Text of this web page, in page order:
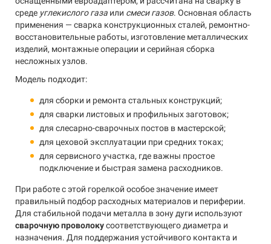
среде углекислого газа или смеси газов. Основная область
применения — сварка конструкционных сталей, ремонтно-
восстановительные работы, изготовление металлических
изделий, монтажные операции и серийная сборка
несложных узлов.
Модель подходит:
для сборки и ремонта стальных конструкций;
для сварки листовых и профильных заготовок;
для слесарно-сварочных постов в мастерской;
для цеховой эксплуатации при средних токах;
для сервисного участка, где важны простое
подключение и быстрая замена расходников.
При работе с этой горелкой особое значение имеет
правильный подбор расходных материалов и периферии.
Для стабильной подачи металла в зону дуги используют
сварочную проволокусоответствующего диаметра и
назначения. Для поддержания устойчивого контакта и